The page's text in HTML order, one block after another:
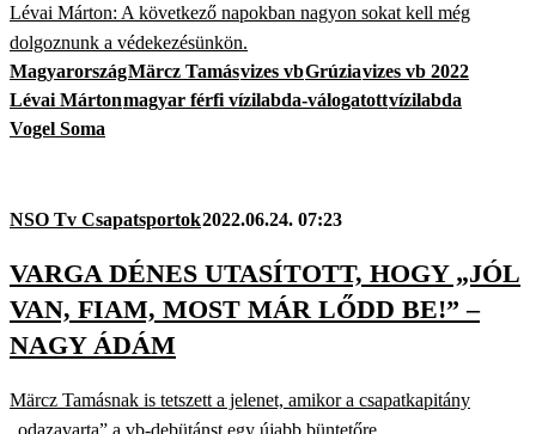
Lévai Márton: A következő napokban nagyon sokat kell még
dolgoznunk a védekezésünkön.
MagyarországMärcz Tamásvizes vbGrúziavizes vb 2022
Lévai Mártonmagyar férfi vízilabda-válogatottvízilabda
Vogel Soma
NSO Tv Csapatsportok2022.06.24. 07:23
VARGA DÉNES UTASÍTOTT, HOGY „JÓL
VAN, FIAM, MOST MÁR LŐDD BE!” –
NAGY ÁDÁM
Märcz Tamásnak is tetszett a jelenet, amikor a csapatkapitány
„odazavarta” a vb-debütánst egy újabb büntetőre.